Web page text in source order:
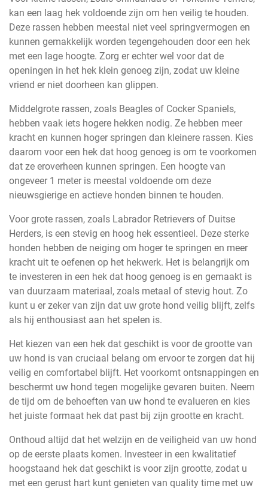
kan een laag hek voldoende zijn om hen veilig te houden.
Deze rassen hebben meestal niet veel springvermogen en
kunnen gemakkelijk worden tegengehouden door een hek
met een lage hoogte. Zorg er echter wel voor dat de
openingen in het hek klein genoeg zijn, zodat uw kleine
vriend er niet doorheen kan glippen.
Middelgrote rassen, zoals Beagles of Cocker Spaniels,
hebben vaak iets hogere hekken nodig. Ze hebben meer
kracht en kunnen hoger springen dan kleinere rassen. Kies
daarom voor een hek dat hoog genoeg is om te voorkomen
dat ze eroverheen kunnen springen. Een hoogte van
ongeveer 1 meter is meestal voldoende om deze
nieuwsgierige en actieve honden binnen te houden.
Voor grote rassen, zoals Labrador Retrievers of Duitse
Herders, is een stevig en hoog hek essentieel. Deze sterke
honden hebben de neiging om hoger te springen en meer
kracht uit te oefenen op het hekwerk. Het is belangrijk om
te investeren in een hek dat hoog genoeg is en gemaakt is
van duurzaam materiaal, zoals metaal of stevig hout. Zo
kunt u er zeker van zijn dat uw grote hond veilig blijft, zelfs
als hij enthousiast aan het spelen is.
Het kiezen van een hek dat geschikt is voor de grootte van
uw hond is van cruciaal belang om ervoor te zorgen dat hij
veilig en comfortabel blijft. Het voorkomt ontsnappingen en
beschermt uw hond tegen mogelijke gevaren buiten. Neem
de tijd om de behoeften van uw hond te evalueren en kies
het juiste formaat hek dat past bij zijn grootte en kracht.
Onthoud altijd dat het welzijn en de veiligheid van uw hond
op de eerste plaats komen. Investeer in een kwalitatief
hoogstaand hek dat geschikt is voor zijn grootte, zodat u
met een gerust hart kunt genieten van quality time met uw